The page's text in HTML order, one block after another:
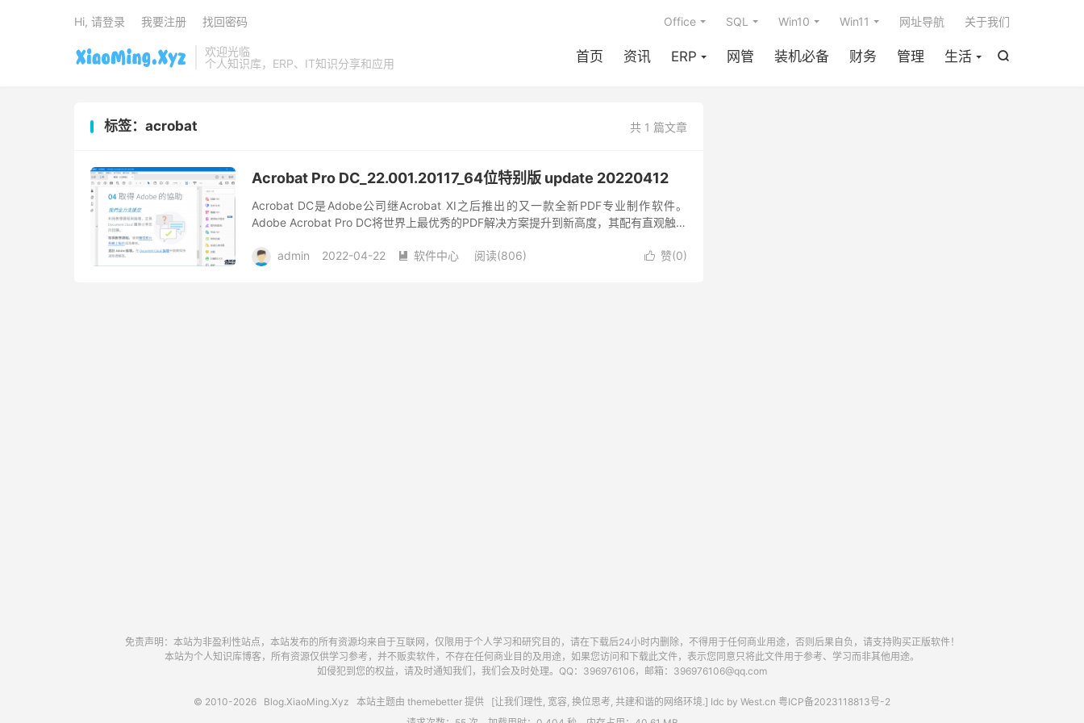
欢迎光临
个人知识库，ERP、IT知识分享和应用

首页 资讯 ERP 网管 装机必备 财务 管理 生活
Office SQL Win10 Win11 网址导航 关于我们
Hi, 请登录 我要注册 找回密码
共 1 篇文章
标签：acrobat
Acrobat Pro DC_22.001.20117_64位特别版 update 20220412
Acrobat DC是Adobe公司继Acrobat XI之后推出的又一款全新PDF专业制作软件。
Adobe Acrobat Pro DC将世界上最优秀的PDF解决方案提升到新高度，其配有直观触控
 赞(0)
admin 2022-04-22  软件中心 阅读(806)
免责声明：本站为非盈利性站点，本站发布的所有资源均来自于互联网，仅限用于个人学习和研究目的，请在下载后24小时内删除，不得用于任何商业用途，否则后果自负，请支持购买正版软件！
本站为个人知识库博客，所有资源仅供学习参考，并不贩卖软件，不存在任何商业目的及用途，如果您访问和下载此文件，表示您同意只将此文件用于参考、学习而非其他用途。
如侵犯到您的权益，请及时通知我们，我们会及时处理。QQ：396976106，邮箱：396976106@qq.com
© 2010-2026 Blog.XiaoMing.Xyz 本站主题由 themebetter 提供 [让我们理性, 宽容, 换位思考, 共建和谐的网络环境.] Idc by West.cn 粤ICP备2023118813号-2